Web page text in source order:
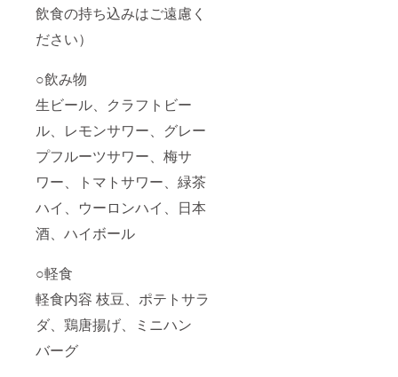
飲食の持ち込みはご遠慮く
ださい）
○飲み物
生ビール、クラフトビー
ル、レモンサワー、グレー
プフルーツサワー、梅サ
ワー、トマトサワー、緑茶
ハイ、ウーロンハイ、日本
酒、ハイボール
○軽食
軽食内容 枝豆、ポテトサラ
ダ、鶏唐揚げ、ミニハン
バーグ